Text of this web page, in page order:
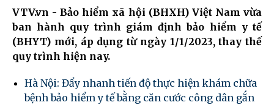
VTV.vn - Bảo hiểm xã hội (BHXH) Việt Nam vừa
ban hành quy trình giám định bảo hiểm y tế
(BHYT) mới, áp dụng từ ngày 1/1/2023, thay thế
quy trình hiện nay.
Hà Nội: Đẩy nhanh tiến độ thực hiện khám chữa
bệnh bảo hiểm y tế bằng căn cước công dân gắn